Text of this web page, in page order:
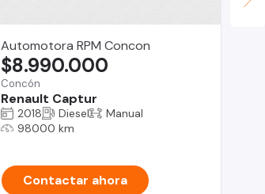
Automotora RPM Concon
Concón
Renault Captur
$8.990.000
2018 Diesel
Manual
98000 km
Contactar ahora